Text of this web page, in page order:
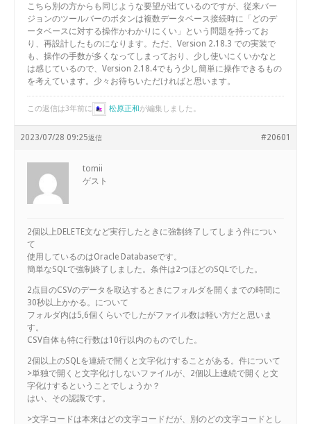
こちら別の方からも同じような要望が出ているのですが、従来バー
ジョンのツールバーのボタンは複数データベース接続時に「どのデ
ータベースに対する操作かわかりにくい」という問題を持ってお
り、再設計したものになります。ただ、Version 2.18.3 での実装で
も、操作の手数が多くなってしまっており、少し使いにくいかなと
は感じているので、Version 2.18.4でもう少し簡単に操作できるもの
を考えています。少々お待ちいただければと思います。
この返信は3年前に 松原正和が編集しました。
2023/07/28 09:25 #20601
返信
tomii
ゲスト
2個以上DELETE文など実行したときに強制終了してしまう件につい
て
使用しているのはOracle Databaseです。
簡単なSQLで強制終了しました。条件は2つほどのSQLでした。
2点目のCSVのデータを取込するときにフォルダを開くまでの時間に
30秒以上かかる。について
フォルダ内は5,6個くらいでしたがファイル数は軽い方だと思いま
す。
CSV自体も特に行数は10行以内のものでした。
2個以上のSQLを連続で開くと文字化けすることがある。件について
>単独で開くと文字化けしないファイルが、2個以上連続で開くと文
字化けするということでしょうか？
はい、その認識です。
>文字コードは本来はどの文字コードだが、別のどの文字コードとし